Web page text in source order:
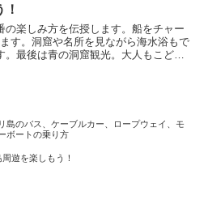
をより良く知ることができるでしょ
。現地在住者がおすすめのホテル、ア
ートを紹介します。
！
の楽しみ方を伝授します。船をチャー
す。洞窟や名所を見ながら海水浴もで
最後は青の洞窟観光。大人もこども
島のバス、ケーブルカー、ロープウェイ、モ
ボートの乗り方
遊を楽しもう！